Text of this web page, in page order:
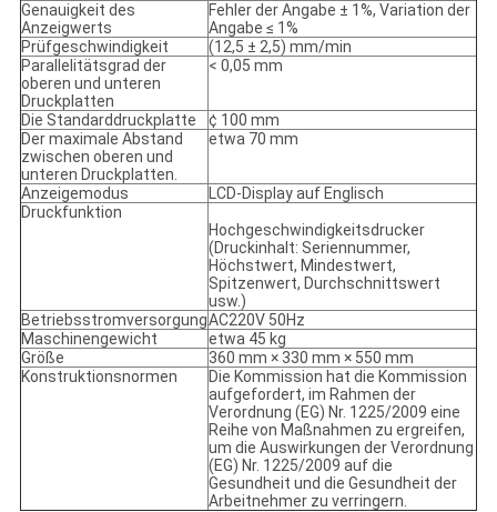
Genauigkeit des
Anzeigwerts
Fehler der Angabe ± 1%, Variation der
Angabe ≤ 1%
Prüfgeschwindigkeit
(12,5 ± 2,5) mm/min
Parallelitätsgrad der
oberen und unteren
Druckplatten
< 0,05 mm
Die Standarddruckplatte
¢ 100 mm
Der maximale Abstand
zwischen oberen und
unteren Druckplatten.
etwa 70 mm
Anzeigemodus
LCD-Display auf Englisch
Druckfunktion
Hochgeschwindigkeitsdrucker
(Druckinhalt: Seriennummer,
Höchstwert, Mindestwert,
Spitzenwert, Durchschnittswert
usw.)
BetriebsstromversorgungAC220V 50Hz
Maschinengewicht
etwa 45 kg
Größe
360 mm × 330 mm × 550 mm
Konstruktionsnormen
Die Kommission hat die Kommission
aufgefordert, im Rahmen der
Verordnung (EG) Nr. 1225/2009 eine
Reihe von Maßnahmen zu ergreifen,
um die Auswirkungen der Verordnung
(EG) Nr. 1225/2009 auf die
Gesundheit und die Gesundheit der
Arbeitnehmer zu verringern.